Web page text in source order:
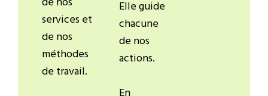
services et
de nos
méthodes
de travail.
Elle guide
chacune
de nos
actions.